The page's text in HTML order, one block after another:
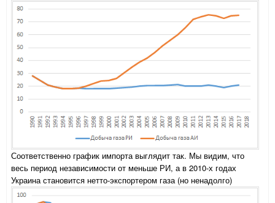
Соответственно график импорта выглядит так. Мы видим, что
весь период независимости от меньше РИ, а в 2010-х годах
Украина становится нетто-экспортером газа (но ненадолго)